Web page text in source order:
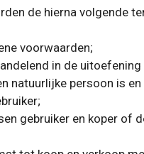
de hierna volgende
voorwaarden;
in de
natuurlijke persoon is
gebruiker en koper of